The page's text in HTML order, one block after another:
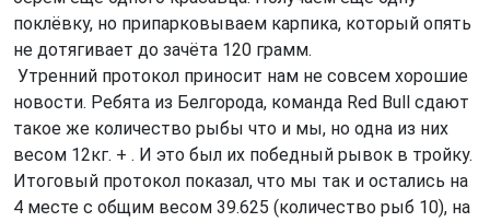
поклёвку, но припарковываем карпика, который опять
не дотягивает до зачёта 120 грамм.
Утренний протокол приносит нам не совсем хорошие
новости. Ребята из Белгорода, команда Red Bull сдают
такое же количество рыбы что и мы, но одна из них
весом 12кг. + . И это был их победный рывок в тройку.
Итоговый протокол показал, что мы так и остались на
4 месте с общим весом 39.625 (количество рыб 10), на